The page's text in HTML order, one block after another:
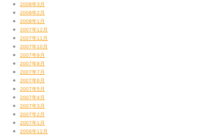
2008年3月
2008年2月
2008年1月
2007年12月
2007年11月
2007年10月
2007年9月
2007年8月
2007年7月
2007年6月
2007年5月
2007年4月
2007年3月
2007年2月
2007年1月
2006年12月